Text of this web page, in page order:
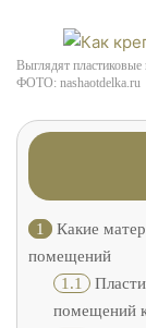
Выглядят пластиковые
ФОТО: nashaotdelka.ru
1
Какие
помещений
1.1
помещений